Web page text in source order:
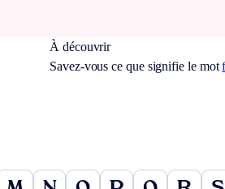
À découvrir
Savez-vous ce que signifie le mot